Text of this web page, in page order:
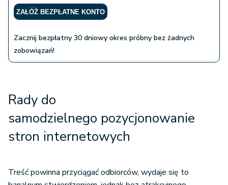
ZAŁÓŻ BEZPŁATNE KONTO
Zacznij bezpłatny 30 dniowy okres próbny bez żadnych
zobowiązań!
Rady do
samodzielnego pozycjonowanie
stron internetowych
Treść powinna przyciągać odbiorców, wydaje się to